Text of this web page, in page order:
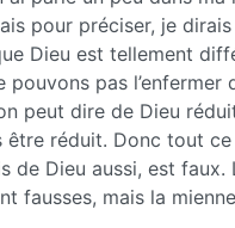
pour préciser, je
Dieu est tellement
pouvons pas l’enfermer
peut dire de Dieu
être réduit. Donc tout ce
de Dieu aussi, est faux.
fausses, mais la